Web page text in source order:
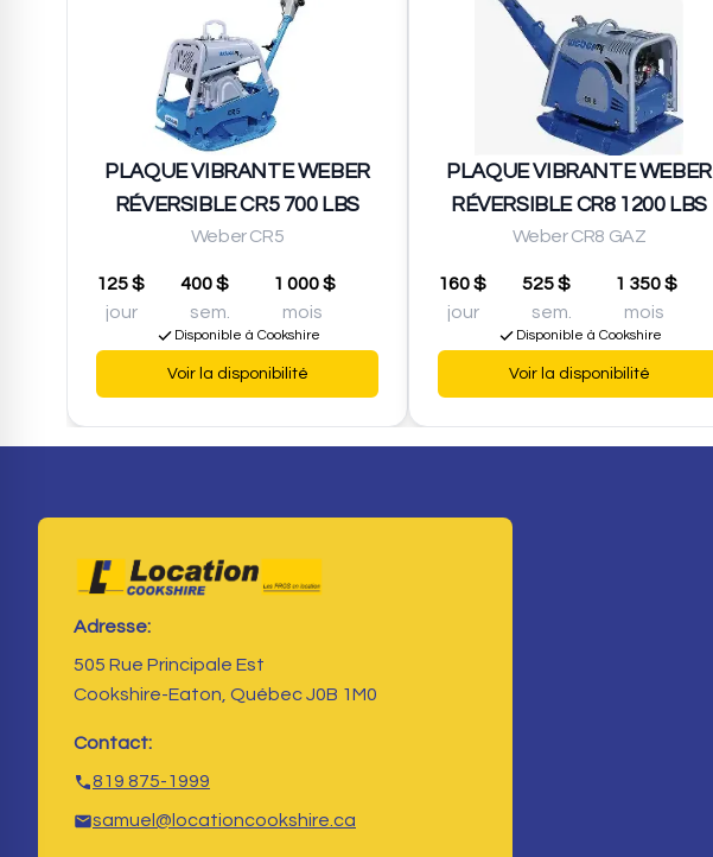
PLAQUE VIBRANTE WEBER
RÉVERSIBLE CR5 700 LBS
Weber CR5
125 $
jour
400 $
sem.
1 000 $
mois
Disponible à Cookshire
Voir la disponibilité
PLAQUE VIBRANTE WEBER
RÉVERSIBLE CR8 1200 LBS
Weber CR8 GAZ
160 $
jour
525 $
sem.
1 350 $
mois
Disponible à Cookshire
Voir la disponibilité
Adresse:
505 Rue Principale Est
Cookshire-Eaton, Québec J0B 1M0
Contact:
819 875-1999
samuel@locationcookshire.ca